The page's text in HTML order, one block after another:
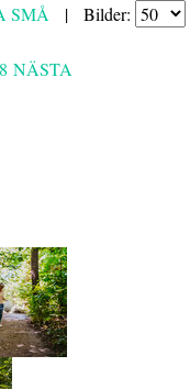
SMÅ | Bilder:
8 NÄSTA